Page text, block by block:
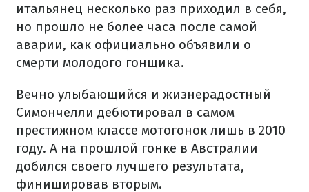
итальянец несколько раз приходил в себя,
но прошло не более часа после самой
аварии, как официально объявили о
смерти молодого гонщика.
Вечно улыбающийся и жизнерадостный
Симончелли дебютировал в самом
престижном классе мотогонок лишь в 2010
году. А на прошлой гонке в Австралии
добился своего лучшего результата,
финишировав вторым.